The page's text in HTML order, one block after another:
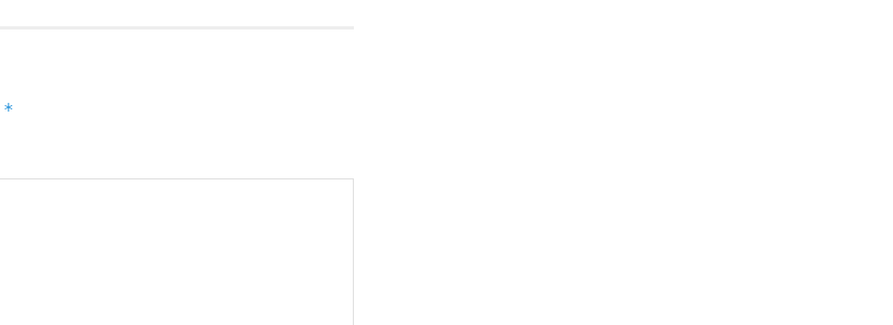
*